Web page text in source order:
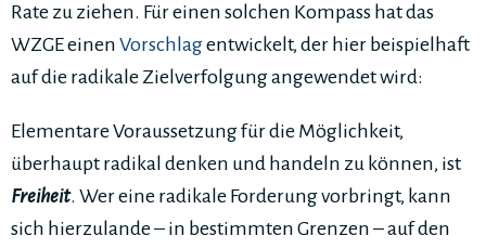
Rate zu ziehen. Für einen solchen Kompass hat das
WZGE einen Vorschlagentwickelt, der hier beispielhaft
auf die radikale Zielverfolgung angewendet wird:
Elementare Voraussetzung für die Möglichkeit,
überhaupt radikal denken und handeln zu können, ist
Freiheit. Wer eine radikale Forderung vorbringt, kann
sich hierzulande – in bestimmten Grenzen – auf den